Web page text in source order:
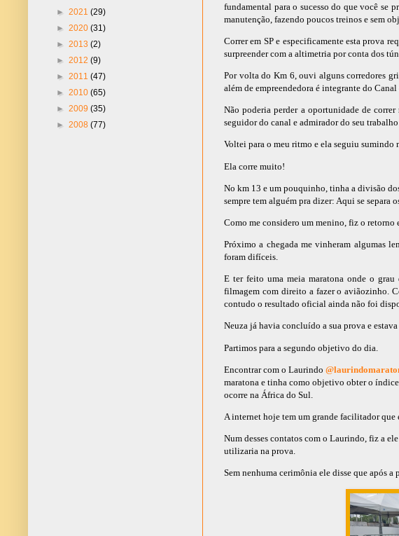
fundamental para o sucesso do que você se
manutenção, fazendo poucos treinos e sem
Correr em SP e especificamente esta prova
surpreender com a altimetria por conta dos
Por volta do Km 6, ouvi alguns corredores
além de empreendedora é integrante do
Não poderia perder a oportunidade de
seguidor do canal e admirador do seu
Voltei para o meu ritmo e ela seguiu sumindo
Ela corre muito!
No km 13 e um pouquinho, tinha a divisão
sempre tem alguém pra dizer: Aqui se separa
Como me considero um menino, fiz o retorno
Próximo a chegada me vinheram algumas
foram difíceis.
E ter feito uma meia maratona onde o grau
filmagem com direito a fazer o aviãozinho.
contudo o resultado oficial ainda não foi
Neuza já havia concluído a sua prova e
Partimos para a segundo objetivo do dia.
Encontrar com o Laurindo
maratona e tinha como objetivo obter o
ocorre na África do Sul.
A internet hoje tem um grande facilitador que
Num desses contatos com o Laurindo, fiz a
utilizaria na prova.
Sem nenhuma cerimônia ele disse que após
► 2021 (29)
► 2020 (31)
► 2013 (2)
► 2012 (9)
► 2011 (47)
► 2010 (65)
► 2009 (35)
► 2008 (77)